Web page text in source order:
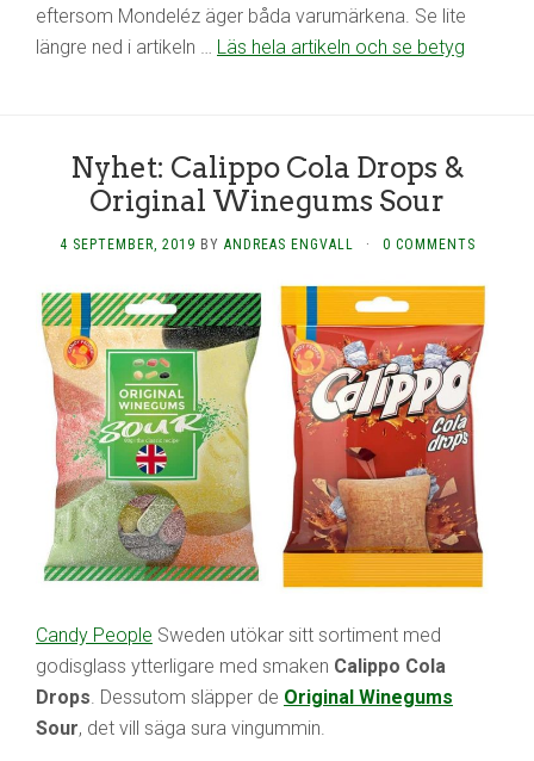
eftersom Mondeléz äger båda varumärkena. Se lite
längre ned i artikeln … Läs hela artikeln och se betyg
Nyhet: Calippo Cola Drops &
Original Winegums Sour
4 SEPTEMBER, 2019 BY ANDREAS ENGVALL · 0 COMMENTS
Candy People Sweden utökar sitt sortiment med
godisglass ytterligare med smaken Calippo Cola
Drops . Dessutom släpper de Original Winegums
Sour, det vill säga sura vingummin.